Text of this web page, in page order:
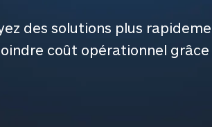
plus rapidement, de
grâce à notre